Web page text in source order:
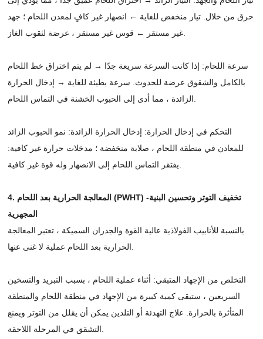
حرق من خلال. تيار منخفض للغاية ← انصهار غير كافٍ لمعدن اللحام ؛ جهد
سرعة اللحام: إذا كانت السرعة سريعة جدًا → لم يتم اختراق خط اللحام
بالكامل والشقوق عرضة للحدوث. سرعة بطيئة للغاية → إدخال الحرارة
التحكم في إدخال الحرارة: إدخال الحرارة الزائدة: نمو الحبوب الزائد
للمعادن في منطقة اللحام ، صلابة منخفضة ؛ مدخلات حرارة غير كافية:
4. المعالجة الحرارية بعد اللحام (PWHT) -تخفيف التوتر وتحسين البنية
المجهرية
بالنسبة للأنابيب الفولاذية عالية القوة والجدران السميكة ، تعتبر المعالجة
التخلص من الإجهاد المتبقي: أثناء عملية اللحام ، بسبب التبريد والتسخين
السريعين ، ستبقى كمية كبيرة من الإجهاد في منطقة اللحام والمنطقة
المتأثرة بالحرارة. علاج التهدئة أو التلدين يمكن أن يقلل من التوتر ويمنع